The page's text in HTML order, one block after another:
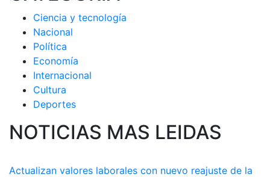
Ciencia y tecnología
Nacional
Política
Economía
Internacional
Cultura
Deportes
NOTICIAS MAS LEIDAS
Actualizan valores laborales con nuevo reajuste de la